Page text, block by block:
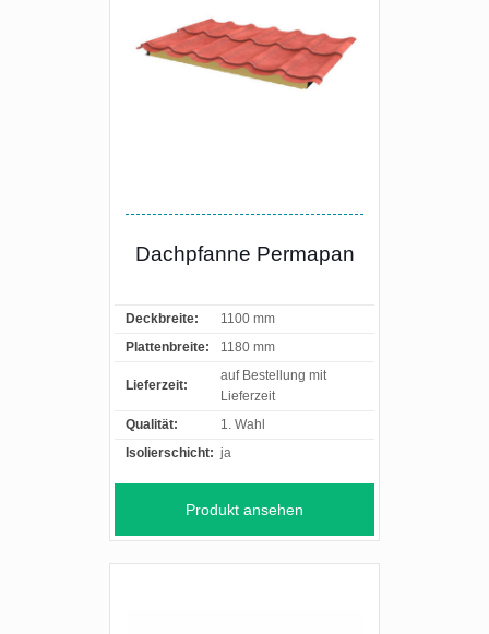
Dachpfanne Permapan
Deckbreite:
1100 mm
Plattenbreite:
1180 mm
Lieferzeit:
auf Bestellung mit
Lieferzeit
Qualität:
1. Wahl
Isolierschicht: ja
Produkt ansehen